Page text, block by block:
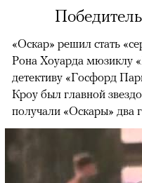
«Оскар» решил стать
Рона Хоуарда мюзиклу
детективу «Госфорд
Кроу был главной
получали «Оскары» два